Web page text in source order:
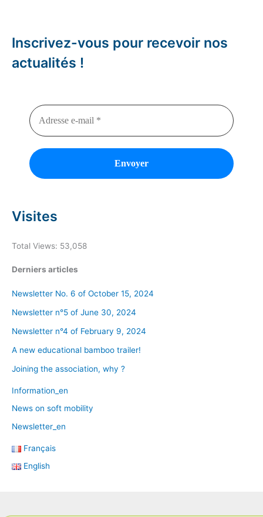
Inscrivez-vous pour recevoir nos
actualités !
Visites
Total Views: 53,058
Derniers articles
Newsletter No. 6 of October 15, 2024
Newsletter n°5 of June 30, 2024
Newsletter n°4 of February 9, 2024
A new educational bamboo trailer!
Joining the association, why ?
Information_en
News on soft mobility
Newsletter_en
Français
English